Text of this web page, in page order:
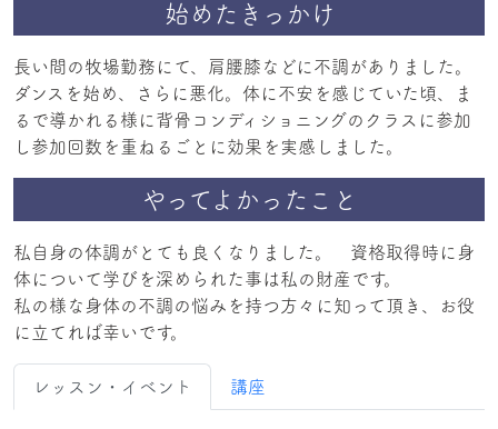
始めたきっかけ
長い間の牧場勤務にて、肩腰膝などに不調がありました。
ダンスを始め、さらに悪化。体に不安を感じていた頃、ま
るで導かれる様に背骨コンディショニングのクラスに参加
し参加回数を重ねるごとに効果を実感しました。
やってよかったこと
私自身の体調がとても良くなりました。 資格取得時に身
体について学びを深められた事は私の財産です。
私の様な身体の不調の悩みを持つ方々に知って頂き、お役
に立てれば幸いです。
レッスン・イベント 講座